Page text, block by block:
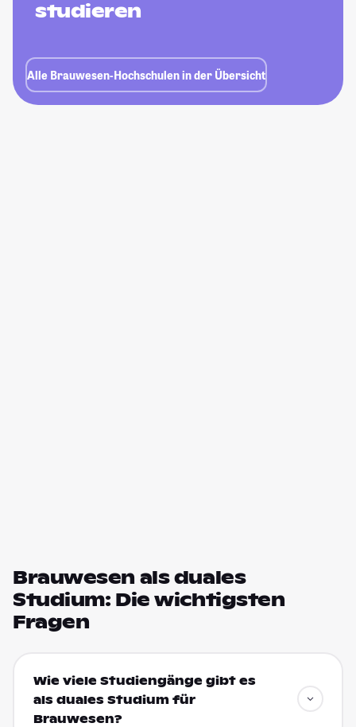
studieren
Alle Brauwesen-Hochschulen in der Übersicht
Brauwesen als duales
Studium: Die wichtigsten
Fragen
Wie viele Studiengänge gibt es
als duales Studium für
Brauwesen?